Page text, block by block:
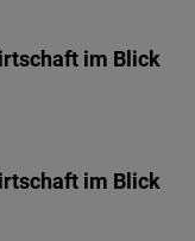
im Blick
im Blick